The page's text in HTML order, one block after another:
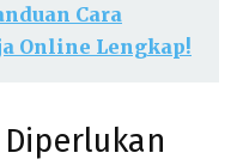
Cara
Online Lengkap!